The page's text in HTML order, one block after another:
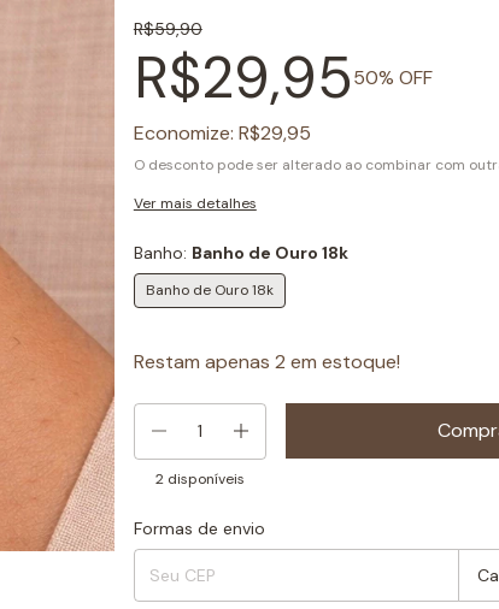
R$59,90
R$29,9550% OFF
Economize: R$29,95
O desconto pode ser alterado ao combinar com
Ver mais detalhes
Banho: Banho de Ouro 18k
Banho de Ouro 18k
Restam apenas 2 em estoque!
2 disponíveis
Entregas para o CEP:
Formas de envio